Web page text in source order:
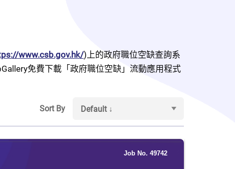
www.csb.gov.hk/)上的政府職位空缺查詢系
免費下載「政府職位空缺」流動應用程式
Sort By Default ↓
Job No. 49742